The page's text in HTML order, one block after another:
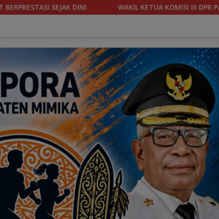
KETUA KOMISI III DPR PAPUA TENGAH YOHANIS FELIX